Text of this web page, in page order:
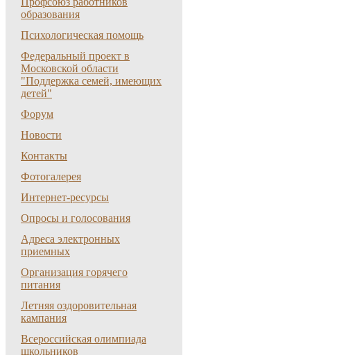
образования
Психологическая помощь
Федеральный проект в
Московской области
"Поддержка семей, имеющих
детей"
Форум
Новости
Контакты
Фотогалерея
Интернет-ресурсы
Опросы и голосования
Адреса электронных
приемных
Организация горячего
питания
Летняя оздоровительная
кампания
Всероссийская олимпиада
школьников